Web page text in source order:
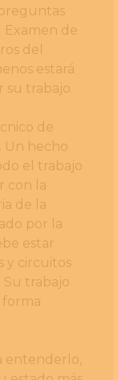
de
del
estará
trabajo.
de
Un hecho
el trabajo
con la
de la
por la
estar
y circuitos
Su trabajo
entenderlo,